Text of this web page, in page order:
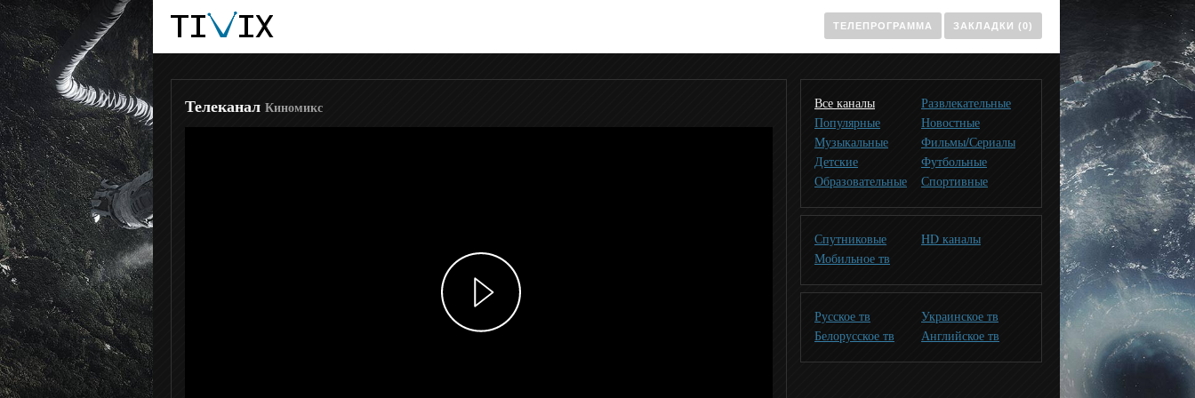
ТЕЛЕПРОГРАММА ЗАКЛАДКИ (0)
Все каналы
Развлекательные
Популярные
Новостные
Музыкальные
Фильмы/Сериалы
Детские
Футбольные
Образовательные
Спортивные
Спутниковые
HD каналы
Мобильное тв
Русское тв
Украинское тв
Белорусское тв
Английское тв
Телеканал Киномикс
VIP Megahit
VIP Premiere